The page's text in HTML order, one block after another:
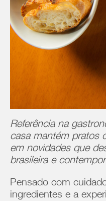
Referência na
casa mantém pratos
em novidades que
brasileira e
Pensado com
ingredientes e a